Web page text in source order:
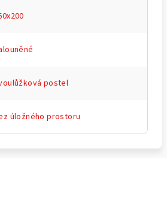
postel
úložného prostoru